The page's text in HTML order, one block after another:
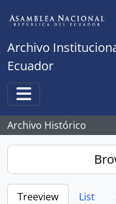
Archivo
Ecuador
Toggle navigation
Archivo Histórico
Treeview List